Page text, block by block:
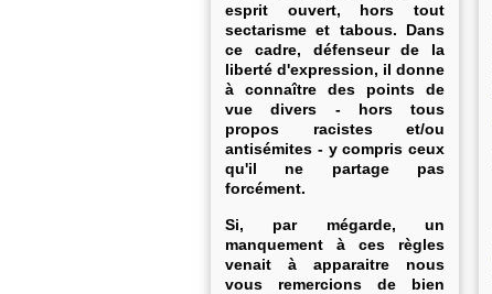
esprit ouvert, hors tout
sectarisme et tabous. Dans
ce cadre, défenseur de la
liberté d'expression, il donne
à connaître des points de
vue divers - hors tous
propos racistes et/ou
antisémites - y compris ceux
qu'il ne partage pas
forcément.
Si, par mégarde, un
manquement à ces règles
venait à apparaitre nous
vous remercions de bien